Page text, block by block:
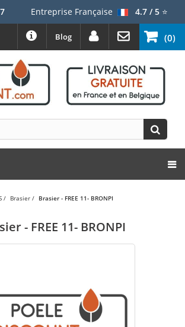
Entreprise Française 4.7 / 5⭐
(0)
Blog
/ Brasier / Brasier - FREE 11- BRONPI
- FREE 11- BRONPI